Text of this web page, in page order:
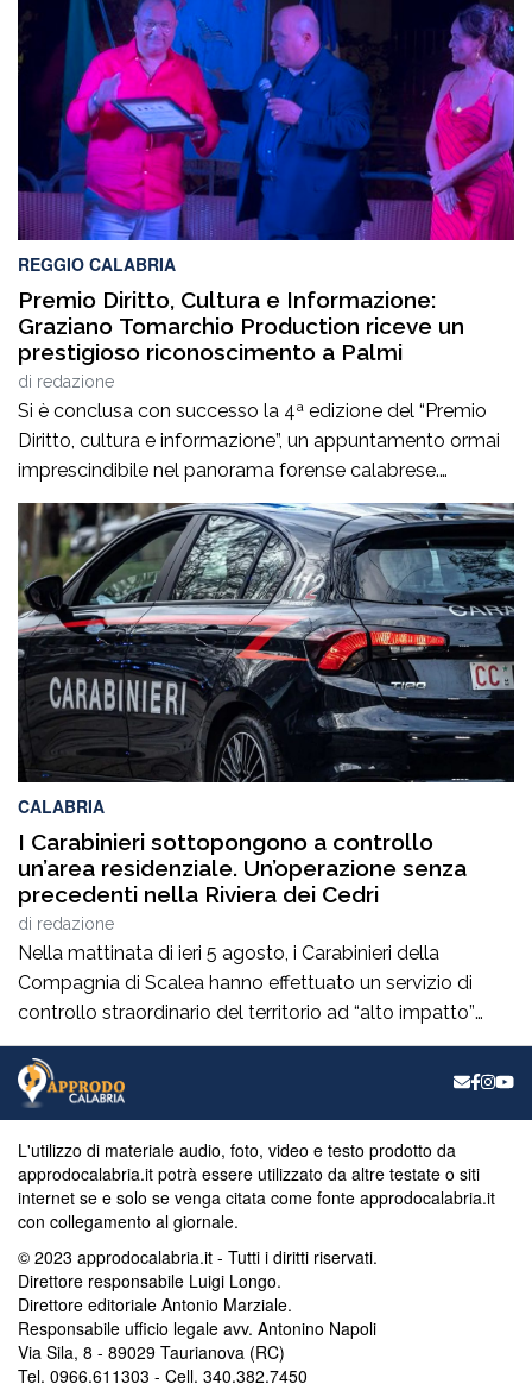
della sua famiglia. La tempistica con cui il Sindaco e
l’Amministrazione Comunale intervengono
pubblicamente sulla vicenda non è dovuta a esitazione
o disinteresse, […]
REGGIO CALABRIA
Premio Diritto, Cultura e Informazione:
Graziano Tomarchio Production riceve un
prestigioso riconoscimento a Palmi
di redazione
Si è conclusa con successo la 4ª edizione del “Premio
Diritto, cultura e informazione”, un appuntamento ormai
imprescindibile nel panorama forense calabrese.
L’evento, tenutosi a Palmi il 6 agosto 2026, ha offerto
un’importante occasione di riflessione sul tema
“Esperienza di vita e competenze professionali a
confronto”, richiamando l’attenzione di giuristi,
professionisti e cittadini sull’importanza del […]
CALABRIA
I Carabinieri sottopongono a controllo
un’area residenziale. Un’operazione senza
precedenti nella Riviera dei Cedri
di redazione
Nella mattinata di ieri 5 agosto, i Carabinieri della
Compagnia di Scalea hanno effettuato un servizio di
controllo straordinario del territorio ad “alto impatto”
all’interno del complesso residenziale “Parco Pantano” di
Scalea, da tempo sotto la lente d’ingrandimento delle
Forze dell’Ordine. Si tratta di un’operazione di controllo di
coordinamento […]
L'utilizzo di materiale audio, foto, video e testo prodotto da
approdocalabria.it potrà essere utilizzato da altre testate o siti
internet se e solo se venga citata come fonte approdocalabria.it
con collegamento al giornale.
© 2023 approdocalabria.it - Tutti i diritti riservati.
Direttore responsabile Luigi Longo.
Direttore editoriale Antonio Marziale.
Responsabile ufficio legale avv. Antonino Napoli
Via Sila, 8 - 89029 Taurianova (RC)
Tel. 0966.611303 - Cell. 340.382.7450